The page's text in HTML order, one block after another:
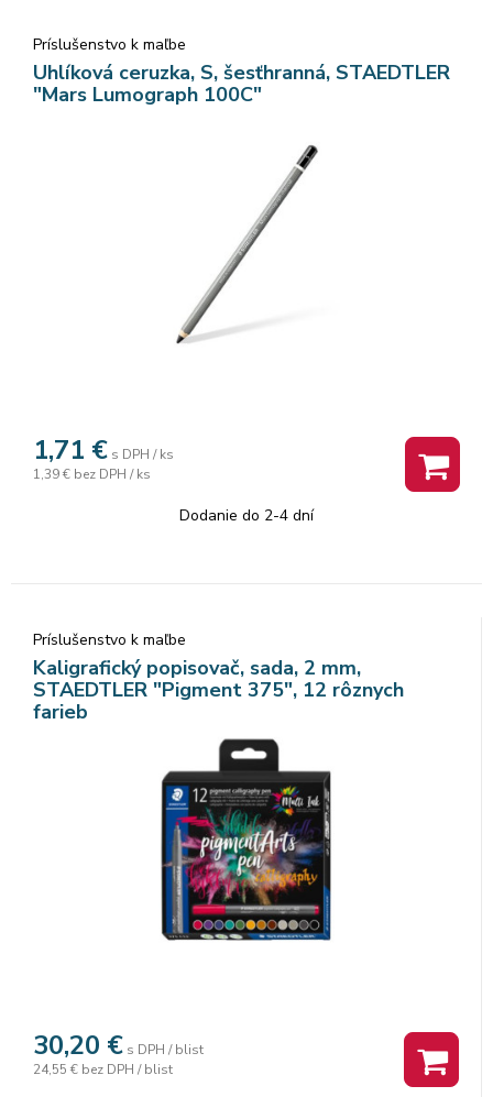
Príslušenstvo k maľbe
Uhlíková ceruzka, S, šesťhranná, STAEDTLER
"Mars Lumograph 100C"
1,71 € s DPH / ks
1,39 € bez DPH / ks
Dodanie do 2-4 dní
Príslušenstvo k maľbe
Kaligrafický popisovač, sada, 2 mm,
STAEDTLER "Pigment 375", 12 rôznych
farieb
30,20 € s DPH / blist
24,55 € bez DPH / blist